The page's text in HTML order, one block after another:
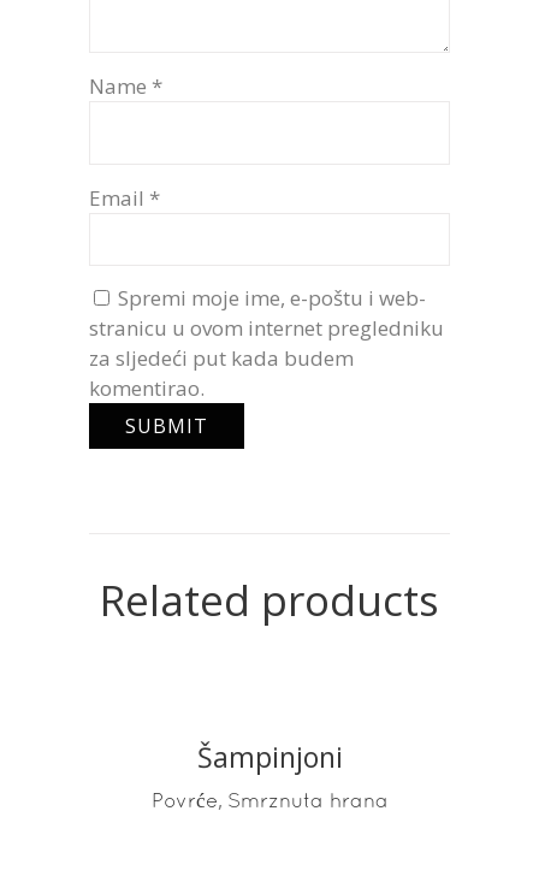
Name *
Email *
Spremi moje ime, e-poštu i web-
stranicu u ovom internet pregledniku
za sljedeći put kada budem
komentirao.
Related products
READ MORE
Šampinjoni
Povrće, Smrznuta hrana